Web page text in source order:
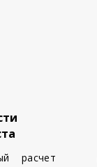
расчет